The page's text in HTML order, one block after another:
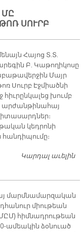
ՍՈՒՐԲ
Հայոց Տ.Տ.
Բ. Կաթողիկոսը
Մայր
Սուրբ Էջմիածնի
հիւրընկալեց խումբ
արժանթինահայ
կեդրոնի
հանդիպումը։
Կարդալ աւելին
մարմնամարզական
միութեան
հիմնադրութեան
ամեակին ձօնուած